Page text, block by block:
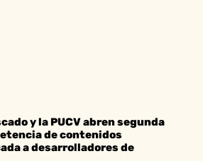
y la PUCV abren segunda
de contenidos
a desarrolladores de